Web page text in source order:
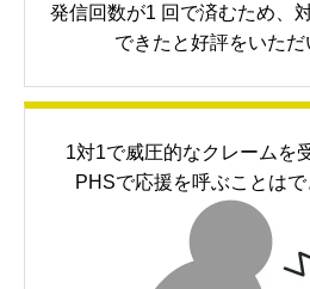
発信回数が1 回で済むため、
できたと好評をいただ
1対1で威圧的なクレームを
PHSで応援を呼ぶことはで